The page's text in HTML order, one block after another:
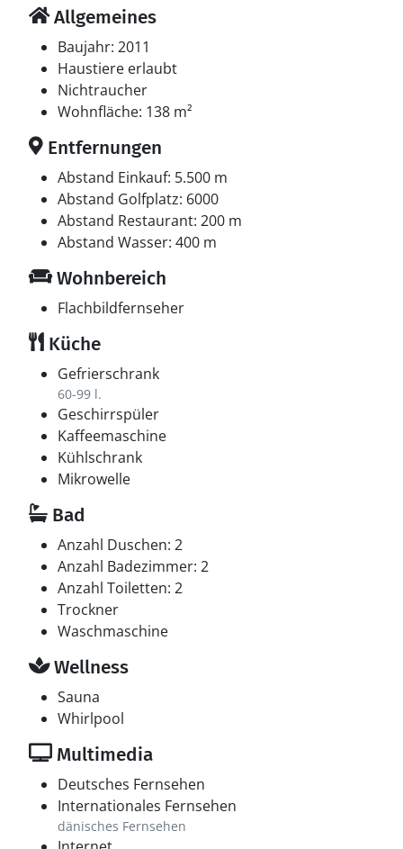
Allgemeines
Baujahr: 2011
Haustiere erlaubt
Nichtraucher
Wohnfläche: 138 m²
Entfernungen
Abstand Einkauf: 5.500 m
Abstand Golfplatz: 6000
Abstand Restaurant: 200 m
Abstand Wasser: 400 m
Wohnbereich
Flachbildfernseher
Küche
Gefrierschrank
60-99 l.
Geschirrspüler
Kaffeemaschine
Kühlschrank
Mikrowelle
Bad
Anzahl Duschen: 2
Anzahl Badezimmer: 2
Anzahl Toiletten: 2
Trockner
Waschmaschine
Wellness
Sauna
Whirlpool
Multimedia
Deutsches Fernsehen
Internationales Fernsehen
dänisches Fernsehen